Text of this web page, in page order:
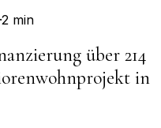
·2 min
über 214
in